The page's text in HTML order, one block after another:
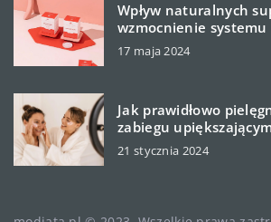
Wpływ naturalnych
wzmocnienie
17 maja 2024
Jak prawidłowo
zabiegu
21 stycznia 2024